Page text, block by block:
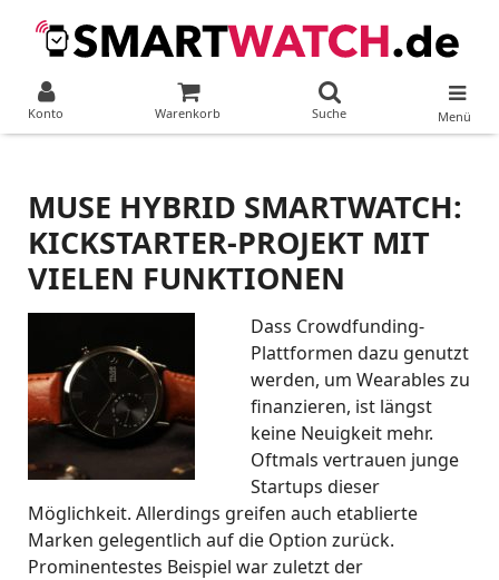
Konto Warenkorb Suche Menü
MUSE HYBRID SMARTWATCH:
KICKSTARTER-PROJEKT MIT
VIELEN FUNKTIONEN
Dass Crowdfunding-
Plattformen dazu genutzt
werden, um Wearables zu
finanzieren, ist längst
keine Neuigkeit mehr.
Oftmals vertrauen junge
Startups dieser
Möglichkeit. Allerdings greifen auch etablierte
Marken gelegentlich auf die Option zurück.
Prominentestes Beispiel war zuletzt der